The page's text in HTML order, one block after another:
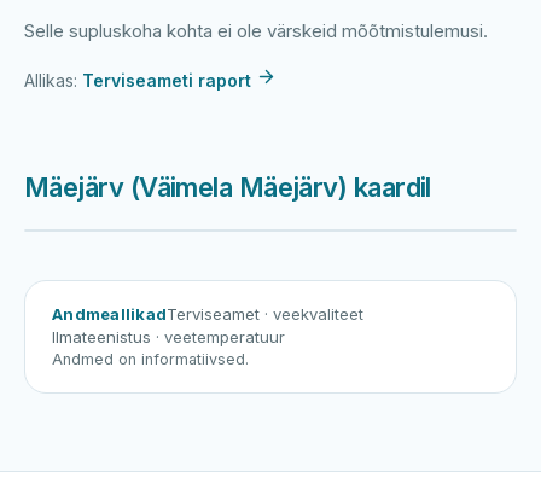
Selle supluskoha kohta ei ole värskeid mõõtmistulemusi.
Allikas: Terviseameti raport
Mäejärv (Väimela Mäejärv) kaardil
AndmeallikadTerviseamet · veekvaliteet
Ilmateenistus · veetemperatuur
Andmed on informatiivsed.